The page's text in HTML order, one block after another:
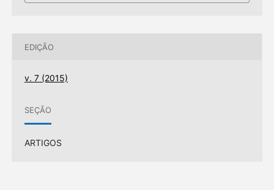
EDIÇÃO
v. 7 (2015)
SEÇÃO
ARTIGOS